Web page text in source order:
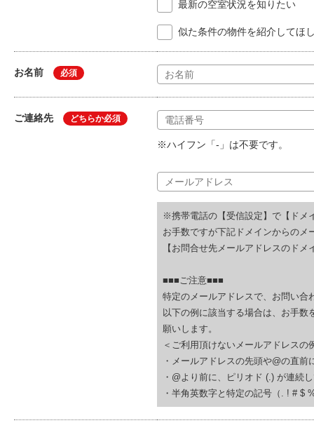
最新の空室状況を知りたい
似た条件の物件を紹介してほ
お名前 必須
ご連絡先 どちらか必須
※ハイフン「-」は不要です。
※携帯電話の【受信設定】で【ドメ
お手数ですが下記ドメインからのメ
【お問合せ先メールアドレスのドメ
■■■ご注意■■■
特定のメールアドレスで、お問い合
以下の例に該当する場合は、お手
願いします。
＜ご利用頂けないメールアドレスの
・メールアドレスの先頭や@の直
・@より前に、ピリオド (.) が連続
・半角英数字と特定の記号（. ! # $